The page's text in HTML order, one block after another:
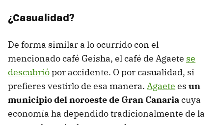
¿Casualidad?
De forma similar a lo ocurrido con el
mencionado café Geisha, el café de Agaete se
descubriópor accidente. O por casualidad, si
prefieres vestirlo de esa manera. Agaete es un
municipio del noroeste de Gran Canariacuya
economía ha dependido tradicionalmente de la